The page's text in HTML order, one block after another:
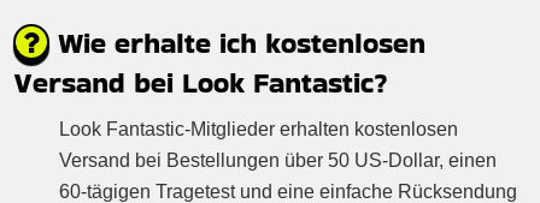
Wie erhalte ich kostenlosen
Versand bei Look Fantastic?
Look Fantastic-Mitglieder erhalten kostenlosen
Versand bei Bestellungen über 50 US-Dollar, einen
60-tägigen Tragetest und eine einfache Rücksendung